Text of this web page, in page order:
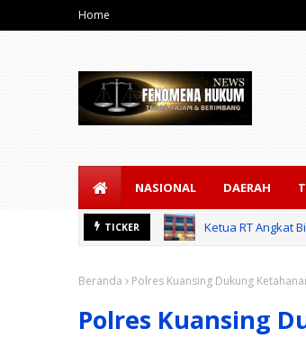
Home
NASIONAL DAERAH
TICKER Ketua RT Angkat
Beranda Polres Kuansing Dukung
Polres Kuansing